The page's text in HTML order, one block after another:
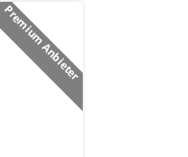
Premium Anbieter